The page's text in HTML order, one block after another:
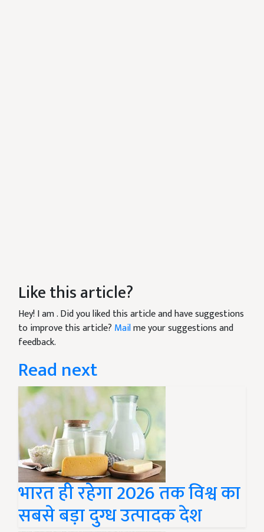
Like this article?
Hey! I am. Did you liked this article and have suggestions
to improve this article? Mailme your suggestions and
feedback.
Read next
भारत ही रहेगा 2026 तक विश्व का
सबसे बड़ा दुग्ध उत्पादक देश